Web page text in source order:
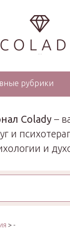
...
рубрики
Colady –
и
и
> -